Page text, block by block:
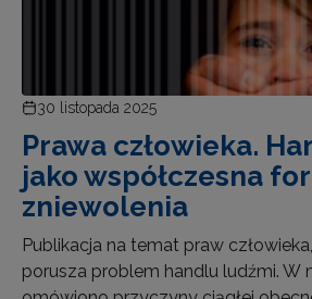
30 listopada 2025
Prawa człowieka.
jako współczesna
zniewolenia
Publikacja na temat praw
porusza problem handlu ludźmi. W